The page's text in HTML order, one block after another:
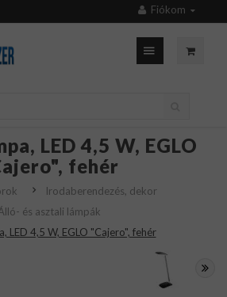
Fiókom
LED 4,5 W, EGLO
fehér
Irodaberendezés, dekor
és asztali lámpák
LED 4,5 W, EGLO "Cajero", fehér